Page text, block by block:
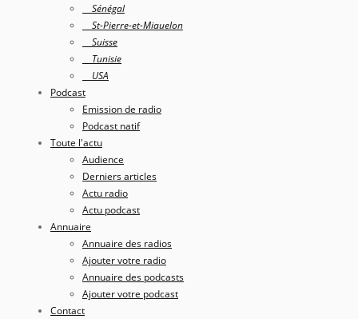
Sénégal
St-Pierre-et-Miquelon
Suisse
Tunisie
USA
Podcast
Emission de radio
Podcast natif
Toute l'actu
Audience
Derniers articles
Actu radio
Actu podcast
Annuaire
Annuaire des radios
Ajouter votre radio
Annuaire des podcasts
Ajouter votre podcast
Contact